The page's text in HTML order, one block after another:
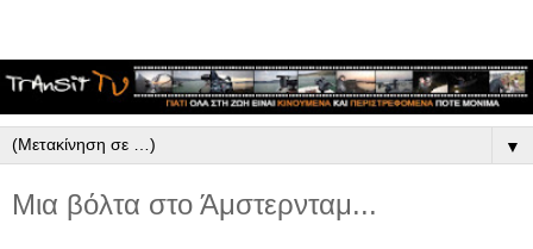
▼
Μια βόλτα στο Άμστερνταμ...